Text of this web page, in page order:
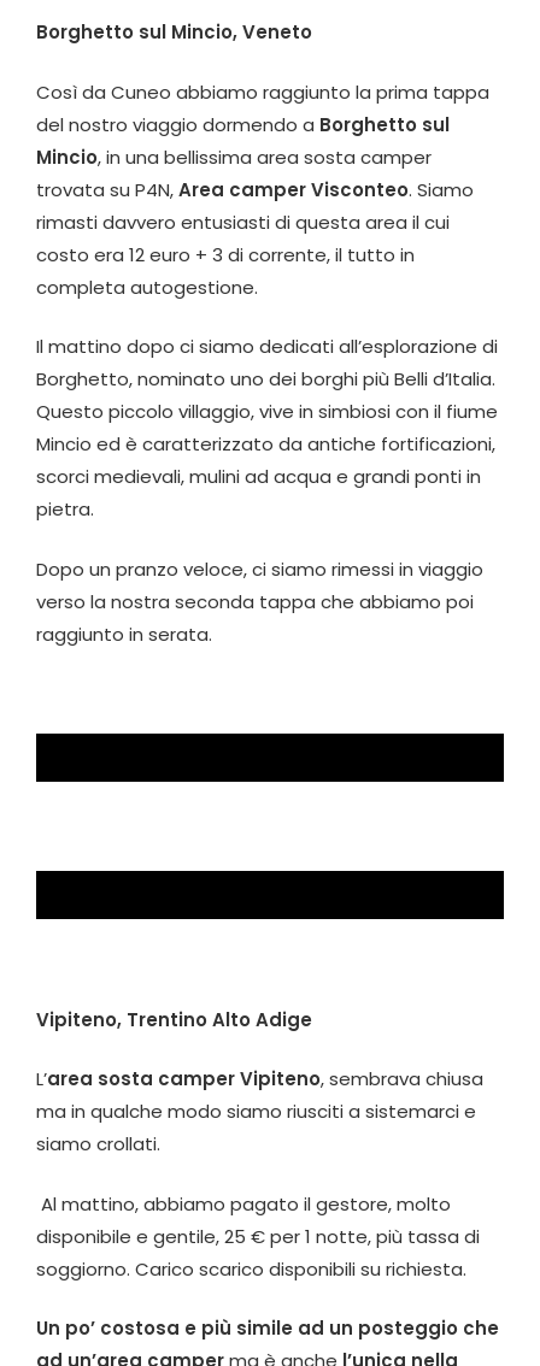
Borghetto sul Mincio, Veneto
Così da Cuneo abbiamo raggiunto la prima tappa
del nostro viaggio dormendo a Borghetto sul
Mincio, in una bellissima area sosta camper
trovata su P4N,Area camper Visconteo. Siamo
rimasti davvero entusiasti di questa area il cui
costo era 12 euro + 3 di corrente, il tutto in
completa autogestione.
Il mattino dopo ci siamo dedicati all’esplorazione di
Borghetto, nominato uno dei borghi più Belli d’Italia.
Questo piccolo villaggio, vive in simbiosi con il fiume
Mincio ed è caratterizzato da antiche fortificazioni,
scorci medievali, mulini ad acqua e grandi ponti in
pietra.
Dopo un pranzo veloce, ci siamo rimessi in viaggio
verso la nostra seconda tappa che abbiamo poi
raggiunto in serata.
Vipiteno, Trentino Alto Adige
L’area sosta camper Vipiteno, sembrava chiusa
ma in qualche modo siamo riusciti a sistemarci e
siamo crollati.
Al mattino, abbiamo pagato il gestore, molto
disponibile e gentile, 25 € per 1 notte, più tassa di
soggiorno. Carico scarico disponibili su richiesta.
Un po’ costosa e più simile ad un posteggio che
ad un’area camperma è anche l’unica nella